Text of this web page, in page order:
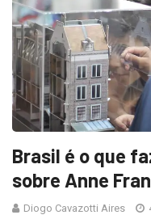
Brasil é o que
sobre Anne
Diogo Cavazotti Aires